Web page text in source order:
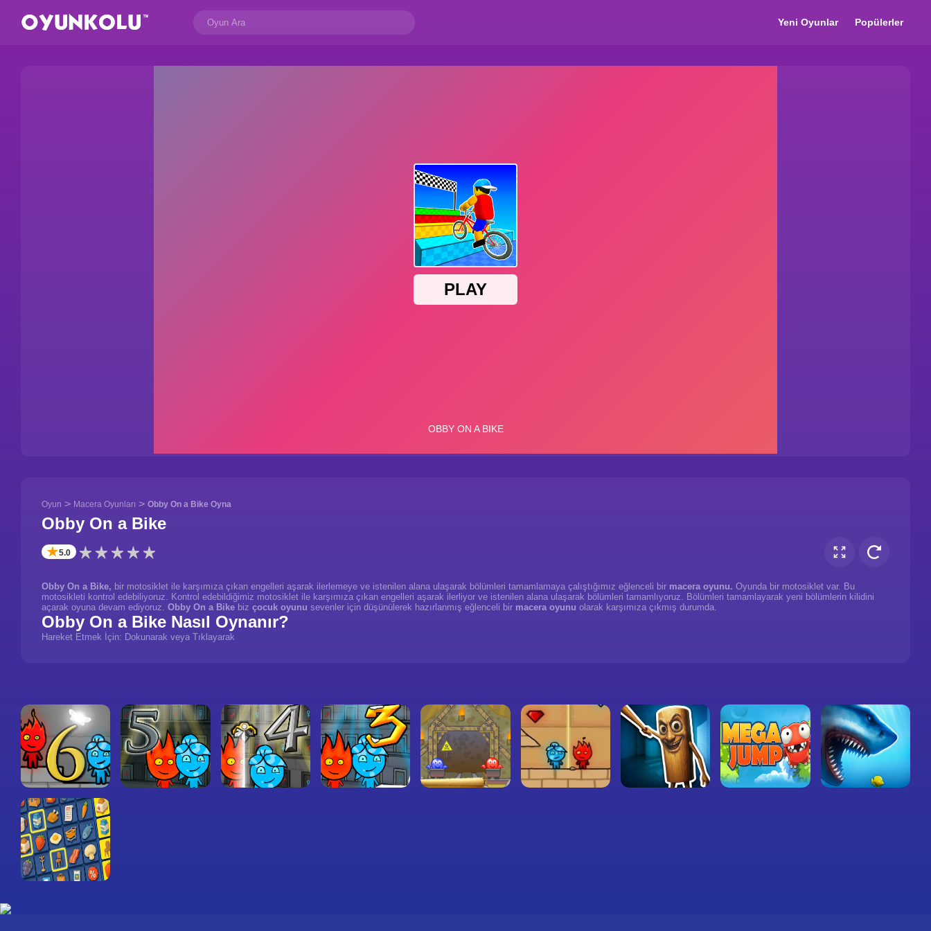
Yeni Oyunlar Popülerler
Oyun > Macera Oyunları > Obby On a Bike Oyna
Obby On a Bike
✭5.0
Obby On a Bike, bir motosiklet ile karşımıza çıkan engelleri aşarak ilerlemeye ve istenilen alana ulaşarak bölümleri tamamlamaya çalıştığımız eğlenceli bir macera oyunu. Oyunda bir motosiklet var. Bu
motosikleti kontrol edebiliyoruz. Kontrol edebildiğimiz motosiklet ile karşımıza çıkan engelleri aşarak ilerliyor ve istenilen alana ulaşarak bölümleri tamamlıyoruz. Bölümleri tamamlayarak yeni bölümlerin kilidini
açarak oyuna devam ediyoruz. Obby On a Bike biz çocuk oyunu sevenler için düşünülerek hazırlanmış eğlenceli bir macera oyunu olarak karşımıza çıkmış durumda.
Obby On a Bike Nasıl Oynanır?
Hareket Etmek İçin: Dokunarak veya Tıklayarak